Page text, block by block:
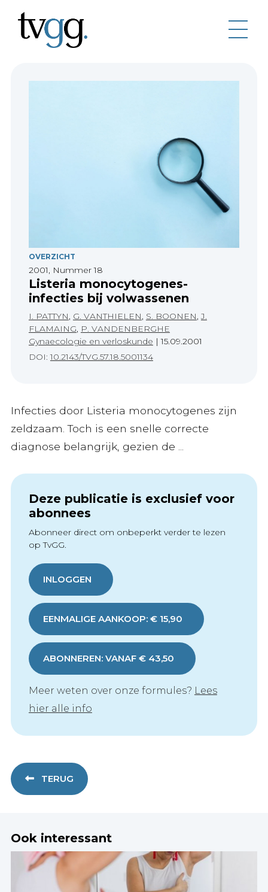
OVERZICHT
2001, Nummer 18
Listeria monocytogenes-
infecties bij volwassenen
I. PATTYN, G. VANTHIELEN, S. BOONEN,J.
FLAMAING, P. VANDENBERGHE
Gynaecologie en verloskunde |15.09.2001
DOI:10.2143/TVG.57.18.5001134
Infecties door Listeria monocytogenes zijn
zeldzaam. Toch is een snelle correcte
diagnose belangrijk, gezien de ...
Deze publicatie is exclusief voor
abonnees
Abonneer direct om onbeperkt verder te lezen
op TvGG.
INLOGGEN
EENMALIGE AANKOOP: € 15,90
ABONNEREN: VANAF € 43,50
Meer weten over onze formules? Lees
hier alle info
TERUG
Ook interessant